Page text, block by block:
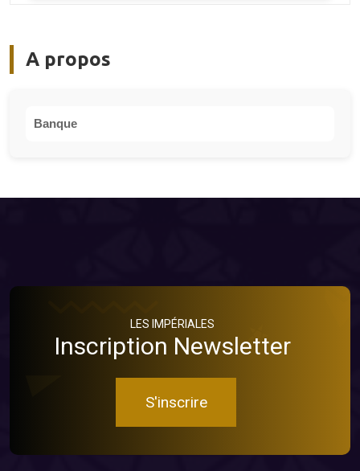
A propos
Banque
LES IMPÉRIALES
Inscription Newsletter
S'inscrire